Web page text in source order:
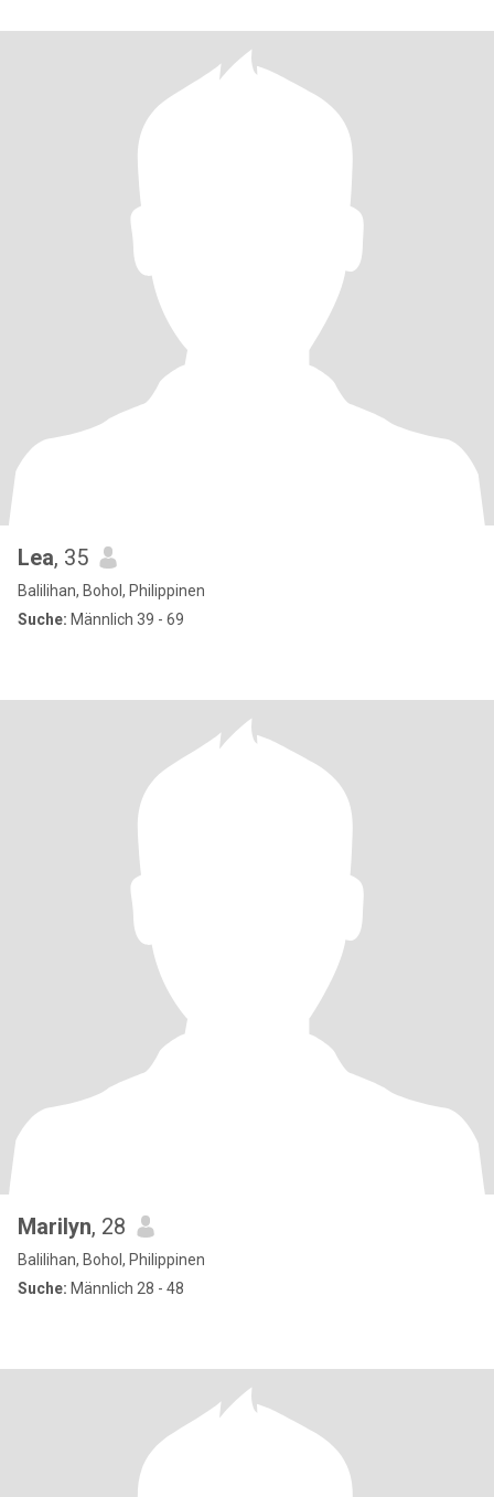
Lea, 35
Balilihan, Bohol, Philippinen
Suche: Männlich 39 - 69
Marilyn, 28
Balilihan, Bohol, Philippinen
Suche: Männlich 28 - 48